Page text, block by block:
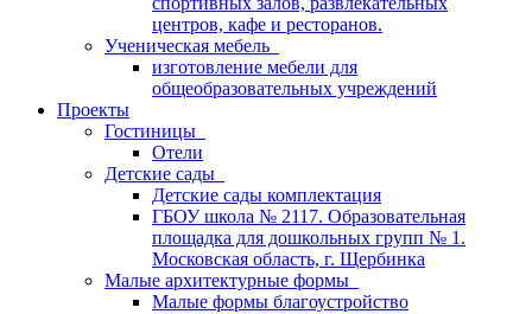
центров, кафе и ресторанов.
Ученическая мебель
изготовление мебели для
общеобразовательных учреждений
Проекты
Гостиницы
Отели
Детские сады
Детские сады комплектация
ГБОУ школа № 2117. Образовательная
площадка для дошкольных групп № 1.
Московская область, г. Щербинка
Малые архитектурные формы
Малые формы благоустройство